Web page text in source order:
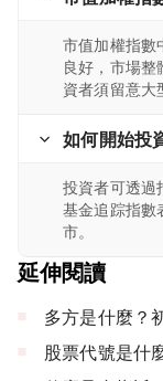
市值加權指數
良好，市場整
資者須留意大
如何開始投
投資者可透過
基金追踪指數
市。
延伸閱讀
多方是什麼？
股票代號是什